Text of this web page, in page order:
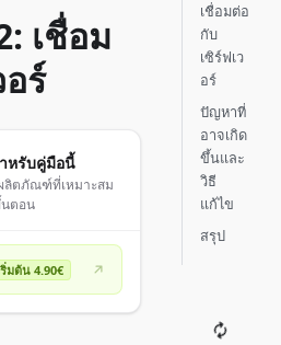
เชื่อม
ร์
หรับคู่มือนี้
ตภัณฑ์ที่เหมาะสม
ตอน
ริ่มต้น 4.90€
เชื่อมต่อ
กับ
เซิร์ฟเว
อร์
ปัญหาที่
อาจเกิด
ขึ้นและ
วิธี
แก้ไข
สรุป